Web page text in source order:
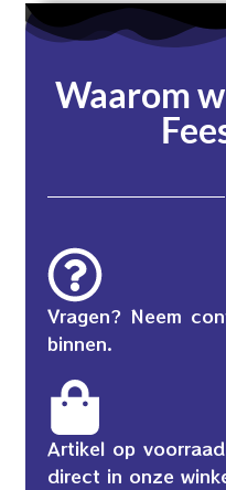
Waarom
Vragen? Neem
binnen.
Artikel op
direct in onze